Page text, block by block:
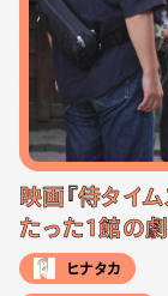
映画『侍タイ
たった1館の
ヒナタカ